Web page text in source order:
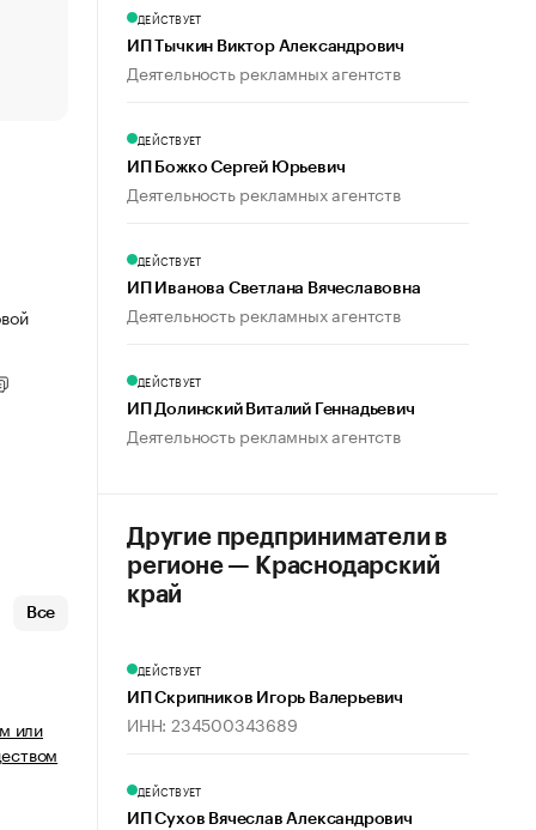
Что обвинения против Павла Дурова значат для
пользователей
Все
или
ДЕЙСТВУЕТ
ИП Тычкин Виктор Александрович
Деятельность рекламных агентств
ДЕЙСТВУЕТ
ИП Божко Сергей Юрьевич
Деятельность рекламных агентств
ДЕЙСТВУЕТ
ИП Иванова Светлана Вячеславовна
Деятельность рекламных агентств
ДЕЙСТВУЕТ
ИП Долинский Виталий Геннадьевич
Деятельность рекламных агентств
Другие предприниматели в
регионе — Краснодарский
край
ДЕЙСТВУЕТ
ИП Скрипников Игорь Валерьевич
ИНН: 234500343689
ДЕЙСТВУЕТ
ИП Сухов Вячеслав Александрович